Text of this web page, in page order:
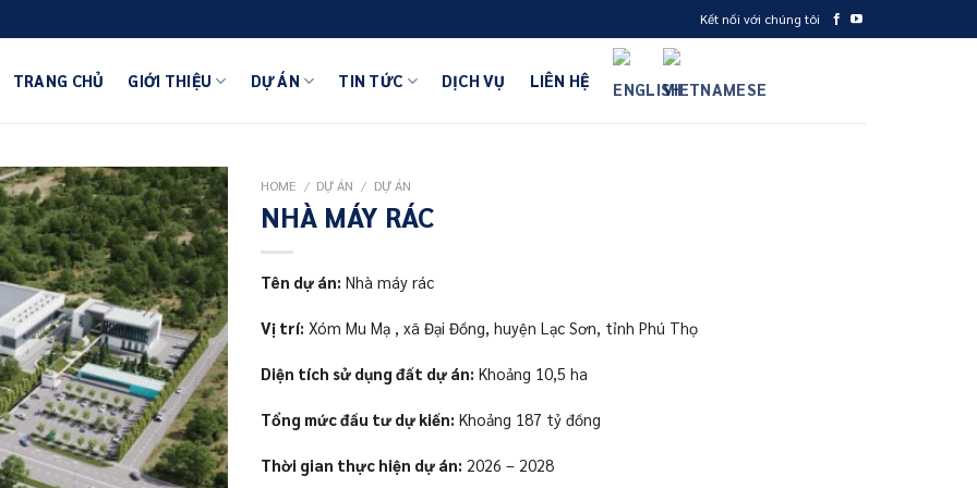
Kết nối với chúng tôi
TRANG CHỦ GIỚI THIỆU DỰ ÁN TIN TỨC DỊCH VỤ LIÊN HỆ
HOME / DỰ ÁN / DỰ ÁN
NHÀ MÁY RÁC
Tên dự án: Nhà máy rác
Vị trí: Xóm Mu Mạ , xã Đại Đồng, huyện Lạc Sơn, tỉnh Phú Thọ
Diện tích sử dụng đất dự án: Khoảng 10,5 ha
Tổng mức đầu tư dự kiến: Khoảng 187 tỷ đồng
Thời gian thực hiện dự án: 2026 – 2028